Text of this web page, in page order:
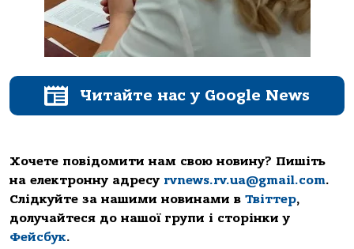
Читайте нас у Google News
Хочете повідомити нам свою новину? Пишіть
на електронну адресу rvnews.rv.ua@gmail.com.
Слідкуйте за нашими новинами в Твіттер,
долучайтеся до нашої групи і сторінки у
Фейсбук.